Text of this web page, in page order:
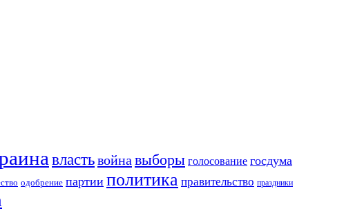
властьвойна выборы голосование госдума
одобрение партии политика правительство праздники